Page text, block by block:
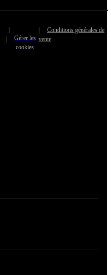
|
|
Gérer les
cookies
| Conditions générales de
vente